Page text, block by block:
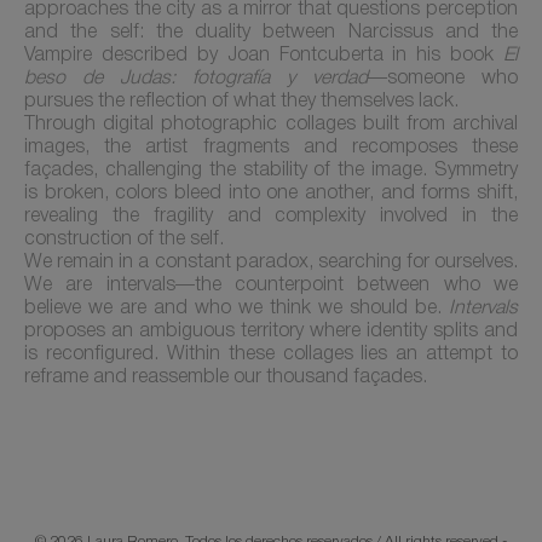
approaches the city as a mirror that questions perception
and the self: the duality between Narcissus and the
Vampire described by Joan Fontcubertain his book El
beso de Judas: fotografía y verdad—someone who
pursues the reflection of what they themselves lack.
Through digital photographic collages built from archival
images, the artist fragments and recomposes these
façades, challenging the stability of the image. Symmetry
is broken, colors bleed into one another, and forms shift,
revealing the fragility and complexity involved in the
construction of the self.
We remain in a constant paradox, searching for ourselves.
We are intervals—the counterpoint between who we
believe we are and who we think we should be. Intervals
proposes an ambiguous territory where identity splits and
is reconfigured. Within these collages lies an attempt to
reframe and reassemble our thousand façades.